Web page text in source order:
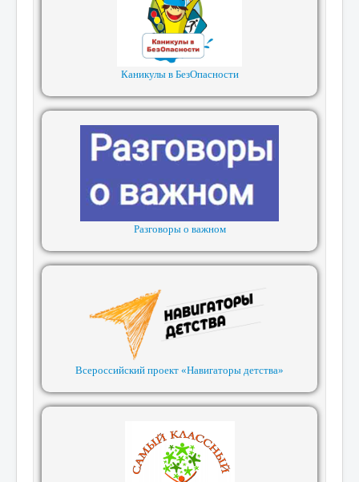
Каникулы в БезОпасности
Разговоры о важном
Всероссийский проект «Навигаторы детства»